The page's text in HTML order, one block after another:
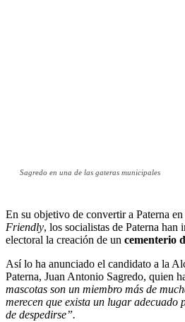
Sagredo en una de las gateras municipales
En su objetivo de convertir a Paterna
Friendly, los socialistas de Paterna han
electoral la creación de un cementerio
Así lo ha anunciado el candidato a la
Paterna, Juan Antonio Sagredo, quien
mascotas son un miembro más de
merecen que exista un lugar adecuado
de despedirse”.